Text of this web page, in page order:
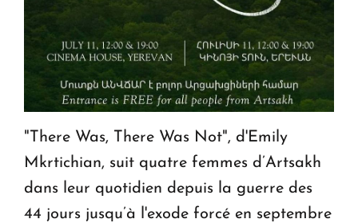
"There Was, There Was Not", d'Emily
Mkrtichian, suit quatre femmes d’Artsakh
dans leur quotidien depuis la guerre des
44 jours jusqu’à l'exode forcé en septembre